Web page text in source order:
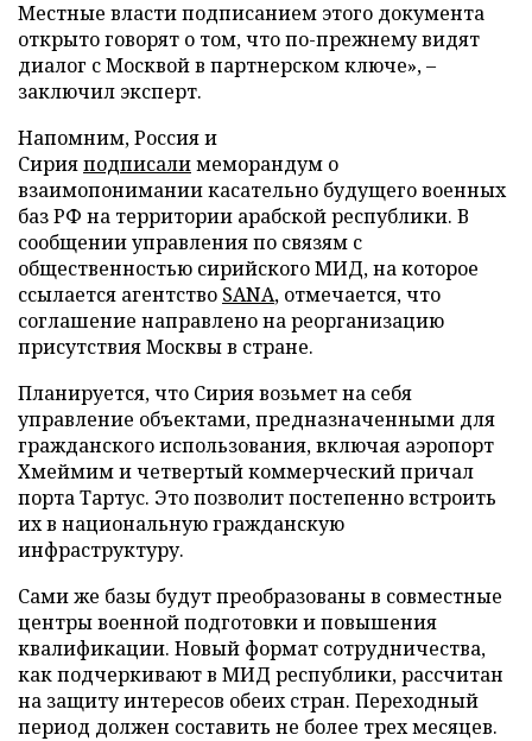
Местные власти подписанием этого документа
открыто говорят о том, что по-прежнему видят
диалог с Москвой в партнерском ключе», –
заключил эксперт.
Напомним, Россия и
Сирияподписалимеморандум о
взаимопонимании касательно будущего военных
баз РФ на территории арабской республики. В
сообщении управления по связям с
общественностью сирийского МИД, на которое
ссылается агентство SANA, отмечается, что
соглашение направлено на реорганизацию
присутствия Москвы в стране.
Планируется, что Сирия возьмет на себя
управление объектами, предназначенными для
гражданского использования, включая аэропорт
Хмеймим и четвертый коммерческий причал
порта Тартус. Это позволит постепенно встроить
их в национальную гражданскую
инфраструктуру.
Сами же базы будут преобразованы в совместные
центры военной подготовки и повышения
квалификации. Новый формат сотрудничества,
как подчеркивают в МИД республики, рассчитан
на защиту интересов обеих стран. Переходный
период должен составить не более трех месяцев.